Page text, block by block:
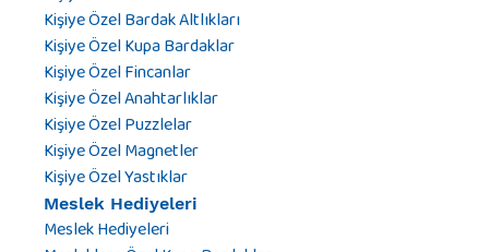
Kişiye Özel Bardak Altlıkları
Kişiye Özel Kupa Bardaklar
Kişiye Özel Fincanlar
Kişiye Özel Anahtarlıklar
Kişiye Özel Puzzlelar
Kişiye Özel Magnetler
Kişiye Özel Yastıklar
Meslek Hediyeleri
Meslek Hediyeleri